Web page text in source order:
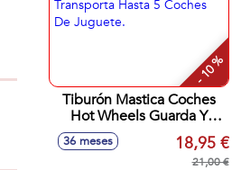
- 10 %
Tiburón Mastica Coches
Hot Wheels Guarda Y
Transporta Hasta 5 Coches
De Juguete.
36 meses 18,95 €
21,00 €